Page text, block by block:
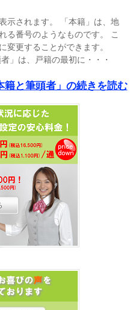
示されます。 「本籍」は、地
る番号のようなものです。 こ
変更することができます。
」は、戸籍の最初に・・・
籍と筆頭者」の続きを読む